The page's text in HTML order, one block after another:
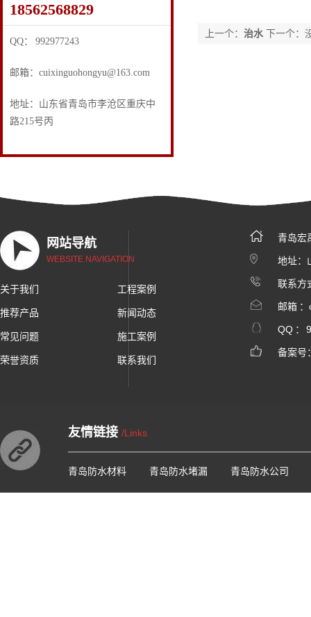
18562568829
QQ： 992977243
邮箱：cuixinguohongyu@163.com
地址：山东省青岛市李沧区重庆中
路215号丙
上一个： 治水 下一个：
网站导航
WEBSITE NAVIGATION
关于我们 工程案例
推荐产品 新闻动态
常见问题 施工案例
荣誉资质 联系我们
青岛宏
地址：
联系方
邮箱
QQ ：
备案号
友情链接 /Links
青岛防水材料 青岛防水堵漏 青岛防水公司